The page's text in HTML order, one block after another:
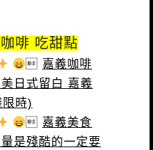
啡 吃甜點
 嘉義咖啡
日式留白 嘉義
時)
 嘉義美食
是殘酷的一定要